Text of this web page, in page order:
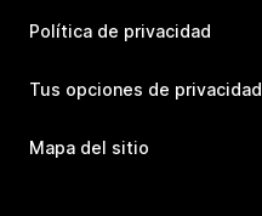
Política de privacidad
Tus opciones de privacidad
Mapa del sitio